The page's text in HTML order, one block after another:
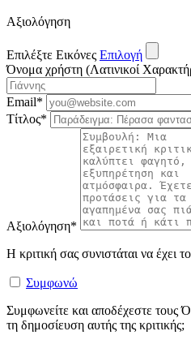
Αξιολόγηση
Επιλέξτε Εικόνες Επιλογή
Όνομα χρήστη (Λατινικοί
Email*
Τίτλος*
Αξιολόγηση*
Η κριτική σας συνιστάται να έχει
Συμφωνώ
Συμφωνείτε και αποδέχεστε τους
τη δημοσίευση αυτής της κριτικής;